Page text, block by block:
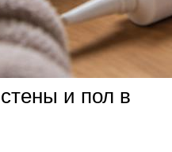
и пол в